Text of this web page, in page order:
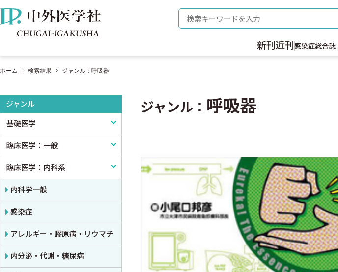
株式会社 中外医学社 検索キーワード
新刊 近刊 感染症総合誌
ホーム 検索結果 ジャンル：呼吸器
ジャンル
基礎医学
基礎医学一般
解剖学
生理学
免疫学・血清学
公衆衛生学
法医学
臨床医学：一般
臨床医学一般
診断・臨床検査
画像医学・放射線医学・核医学
プライマリケア医学・総合診療
救急医学・集中治療医学
臨床医学：内科系
内科学一般
感染症
アレルギー・膠原病・リウマチ
内分泌・代謝・糖尿病
ジャンル： 呼吸器